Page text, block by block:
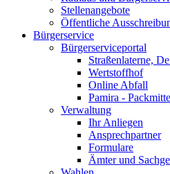
Stellenangebote
Öffentliche
Bürgerservice
Bürgerserviceportal
Straßenlaterne,
Wertstoffhof
Online Abfall
Pamira -
Verwaltung
Ihr Anliegen
Ansprechpartner
Formulare
Ämter und